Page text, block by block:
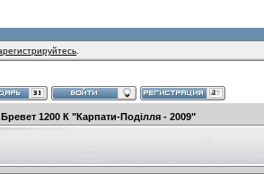
Бревет 1200 К "Карпати-Поділля - 2009"